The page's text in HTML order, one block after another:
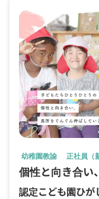
幼稚園教諭 正社員（
個性と向き合い
認定こども園ひが